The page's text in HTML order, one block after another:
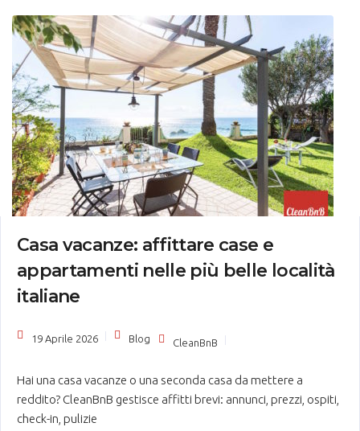
Casa vacanze: affittare case e
appartamenti nelle più belle località
italiane
19 Aprile 2026 Blog CleanBnB
Hai una casa vacanze o una seconda casa da mettere a
reddito? CleanBnB gestisce affitti brevi: annunci, prezzi, ospiti,
check-in, pulizie